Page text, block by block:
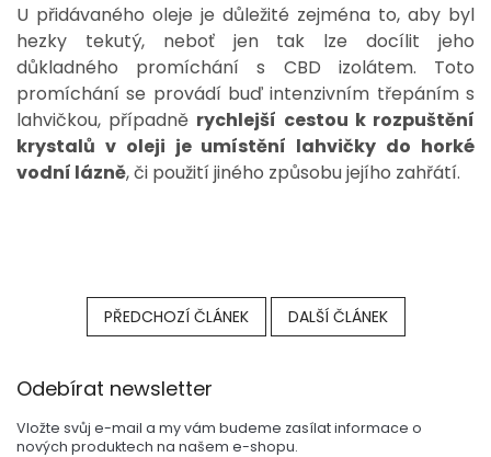
U přidávaného oleje je důležité zejména to, aby byl
hezky tekutý, neboť jen tak lze docílit jeho
důkladného promíchání s CBD izolátem. Toto
promíchání se provádí buď intenzivním třepáním s
lahvičkou, případně rychlejší cestou k rozpuštění
krystalů v oleji je umístění lahvičky do horké
vodní lázně, či použití jiného způsobu jejího zahřátí.
PŘEDCHOZÍ ČLÁNEK DALŠÍ ČLÁNEK
Odebírat newsletter
Vložte svůj e-mail a my vám budeme zasílat informace o
nových produktech na našem e-shopu.